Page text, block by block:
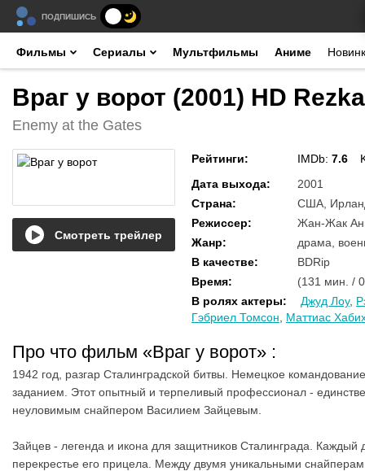
ПОДПИШИСЬ
Фильмы Сериалы Мультфильмы Аниме
Враг у ворот (2001) HD Rezka
Enemy at the Gates
Смотреть трейлер
Рейтинги: IMDb: 7.6
Дата выхода:
2001
Страна:
США,
Режиссер:
Жан-Жак
Жанр:
драма,
В качестве:
BDRip
Время:
(131 мин. /
В ролях актеры: Джуд Лоу,
Гэбриел Томсон
Маттиас
Про что фильм «Враг у ворот» :
1942 год, разгар Сталинградской битвы. Немецкое
заданием. Этот опытный и терпеливый профессионал -
неуловимым снайпером Василием Зайцевым.
Зайцев - легенда и икона для защитников Сталинграда. Каждый
перекрестье его прицела. Между двумя уникальными